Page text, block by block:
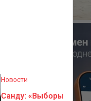
Новости
Санду: «Выборы